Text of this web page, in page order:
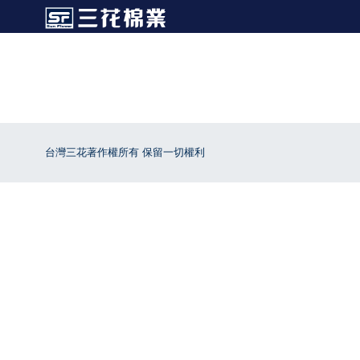
台灣三花著作權所有 保留一切權利